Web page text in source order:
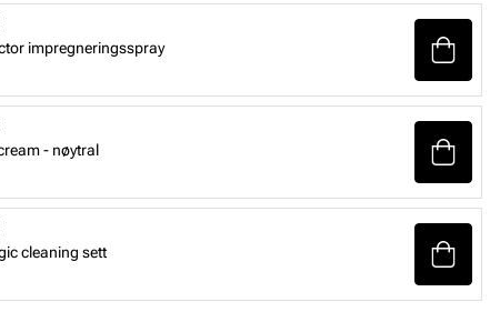
impregneringsspray
- nøytral
cleaning sett